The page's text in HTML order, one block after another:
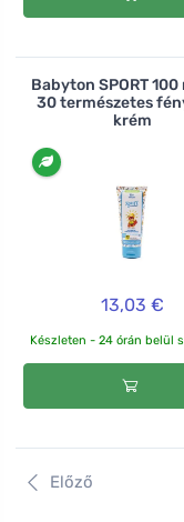
Babyton SPORT 100
30 természetes
krém
13,03 €
Készleten - 24 órán belül
Előző